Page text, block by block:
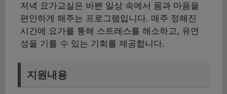
저녁 요가교실은 바쁜 일상 속에서 몸과 마음을
편안하게 해주는 프로그램입니다. 매주 정해진
시간에 요가를 통해 스트레스를 해소하고, 유연
성을 기를 수 있는 기회를 제공합니다.
지원내용